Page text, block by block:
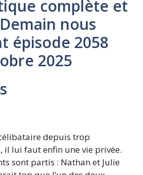
complète et
nous
épisode 2058
2025
depuis trop
il lui faut enfin une vie privée.
sont partis : Nathan et Julie